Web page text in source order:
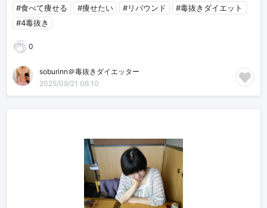
#食べて痩せる
#痩せたい #リバウンド
#毒抜きダイエット
#4毒抜き
0
soburinn＠毒抜きダイエッター
2025/09/21 06:10